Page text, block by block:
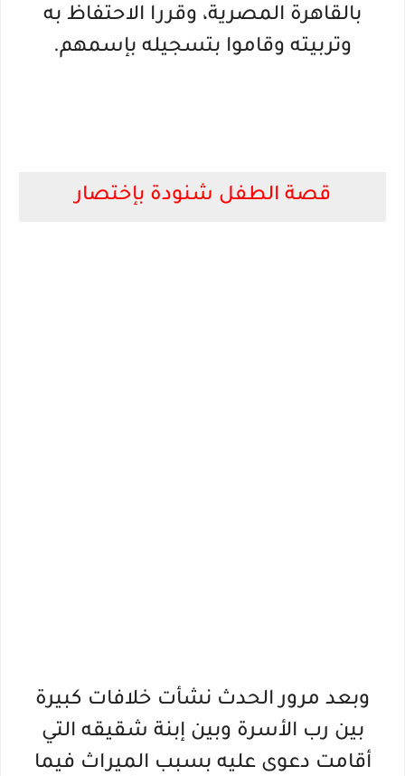
بالقاهرة المصرية، وقررا الاحتفاظ به
وتربيته وقاموا بتسجيله بإسمهم.
قصة الطفل شنودة بإختصار
وبعد مرور الحدث نشأت خلافات كبيرة
بين رب الأسرة وبين إبنة شقيقه التي
أقامت دعوى عليه بسبب الميراث فيما